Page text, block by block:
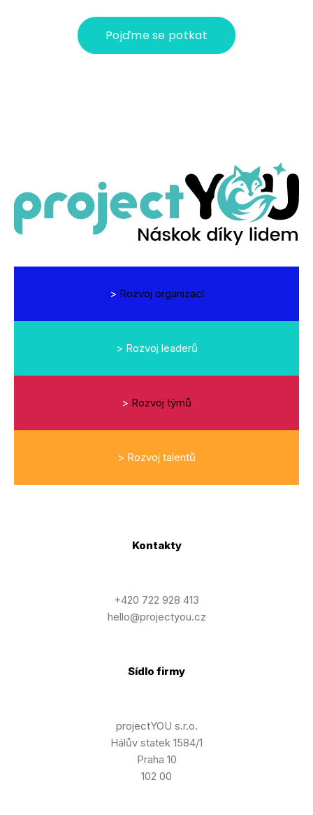
Pojďme se potkat
> Rozvoj organizací
> Rozvoj leaderů
> Rozvoj týmů
> Rozvoj talentů
Kontakty
+420 722 928 413
hello@projectyou.cz
Sídlo firmy
projectYOU s.r.o.
Hálův statek 1584/1
Praha 10
102 00